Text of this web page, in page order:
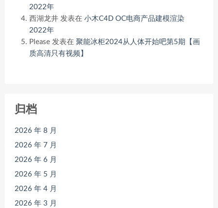
2022年
西湖龙井 发表在 小木C4D OC电商产品建模渲染
2022年
Please 发表在 聚能冰柜2024从人体开始吧第5期【画
质高清只有视频】
归档
2026 年 8 月
2026 年 7 月
2026 年 6 月
2026 年 5 月
2026 年 4 月
2026 年 3 月